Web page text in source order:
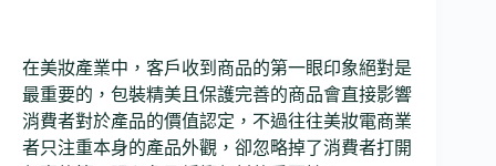
在美妝產業中，客戶收到商品的第一眼印象絕對是
最重要的，包裝精美且保護完善的商品會直接影響
消費者對於產品的價值認定，不過往往美妝電商業
者只注重本身的產品外觀，卻忽略掉了消費者打開